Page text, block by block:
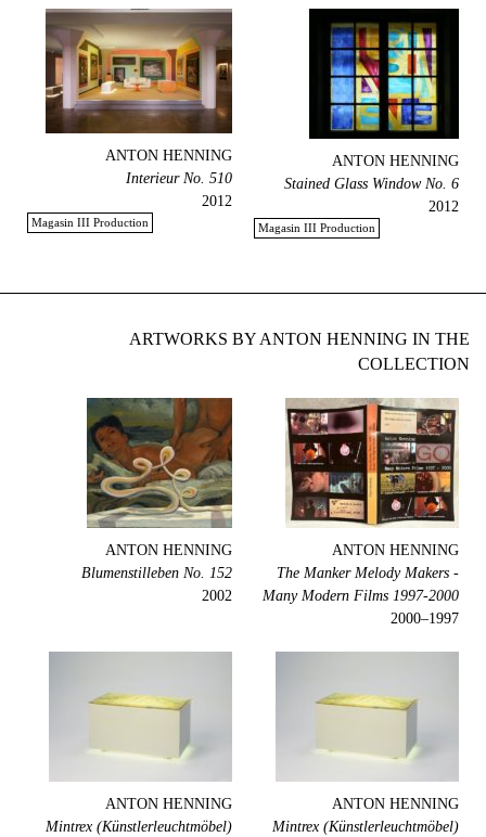
ANTON HENNING
Stained Glass Window No. 6
2012
Magasin III Production
ANTON HENNING
Interieur No. 510
2012
Magasin III Production
ARTWORKS BY ANTON HENNING IN THE
COLLECTION
ANTON HENNING
The Manker Melody Makers -
Many Modern Films 1997-2000
1997–2000
ANTON HENNING
Blumenstilleben No. 152
2002
ANTON HENNING
Mintrex (Künstlerleuchtmöbel)
ANTON HENNING
Mintrex (Künstlerleuchtmöbel)